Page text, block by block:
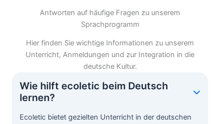
Antworten auf häufige Fragen zu unserem
Sprachprogramm
Hier finden Sie wichtige Informationen zu unserem
Unterricht, Anmeldungen und zur Integration in die
deutsche Kultur.
Wie hilft ecoletic beim Deutsch
lernen?
Ecoletic bietet gezielten Unterricht in der deutschen